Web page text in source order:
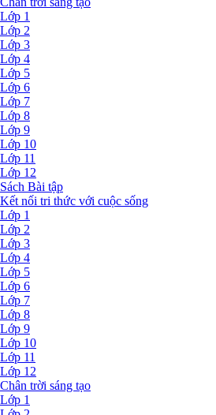
Lớp 1
Lớp 2
Lớp 3
Lớp 4
Lớp 5
Lớp 6
Lớp 7
Lớp 8
Lớp 9
Lớp 10
Lớp 11
Lớp 12
Sách Bài tập
Kết nối tri thức với cuộc sống
Lớp 1
Lớp 2
Lớp 3
Lớp 4
Lớp 5
Lớp 6
Lớp 7
Lớp 8
Lớp 9
Lớp 10
Lớp 11
Lớp 12
Chân trời sáng tạo
Lớp 1